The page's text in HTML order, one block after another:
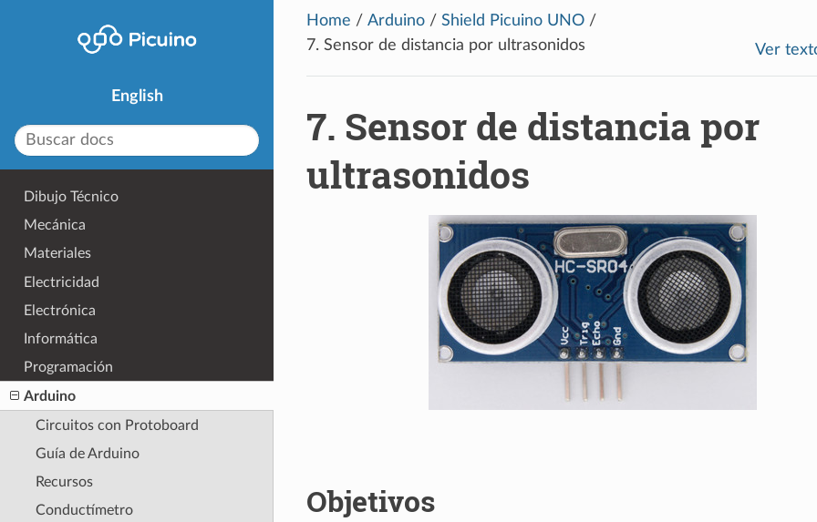
Home / Arduino / Shield Picuino UNO /
7. Sensor de distancia por ultrasonidos Ver
7. Sensor de distancia por
ultrasonidos
Objetivos
English
Dibujo Técnico
Mecánica
Materiales
Electricidad
Electrónica
Informática
Programación
Arduino
Circuitos con Protoboard
Guía de Arduino
Recursos
Conductímetro